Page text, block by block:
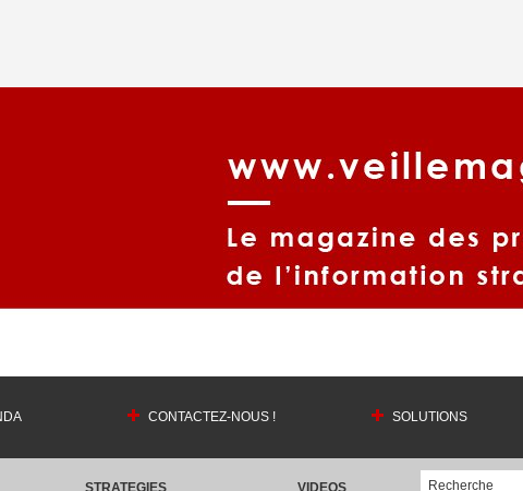
CONTACTEZ-NOUS ! SOLUTIONS